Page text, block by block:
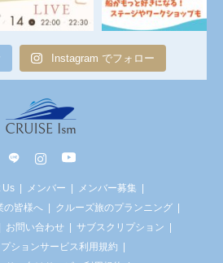
Instagram でフォロー
Us メンバー
メンバー募集
の皆様へ
クルーズ旅のプランニング
お問い合わせ
サブスクリプション
ションサービス利用規約